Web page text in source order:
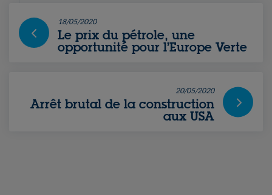
18/05/2020
Le prix du pétrole, une
opportunité pour l’Europe Verte
20/05/2020
Arrêt brutal de la construction
aux USA